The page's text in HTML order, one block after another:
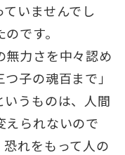
いませんでし
です。
無力さを中々認め
子の魂百まで」
いうものは、人間
えられないので
れをもって人の